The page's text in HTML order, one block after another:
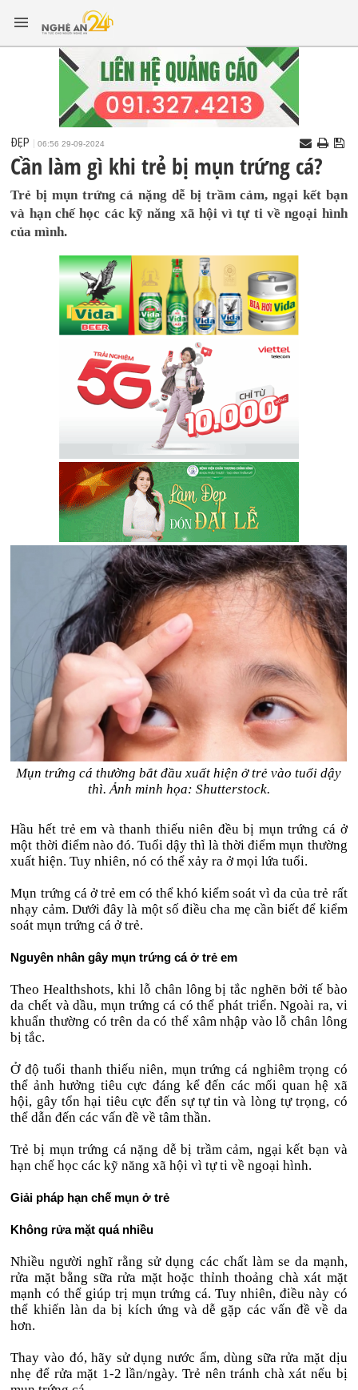
ĐẸP 06:56 29-09-2024
Cần làm gì khi trẻ bị mụn trứng cá?
Trẻ bị mụn trứng cá nặng dễ bị trầm cảm, ngại kết bạn
và hạn chế học các kỹ năng xã hội vì tự ti về ngoại hình
của mình.
Mụn trứng cá thường bắt đầu xuất hiện ở trẻ vào tuổi dậy
thì. Ảnh minh họa: Shutterstock.
Hầu hết trẻ em và thanh thiếu niên đều bị mụn trứng cá ở
một thời điểm nào đó. Tuổi dậy thì là thời điểm mụn thường
xuất hiện. Tuy nhiên, nó có thể xảy ra ở mọi lứa tuổi.
Mụn trứng cá ở trẻ em có thể khó kiểm soát vì da của trẻ rất
nhạy cảm. Dưới đây là một số điều cha mẹ cần biết để kiểm
soát mụn trứng cá ở trẻ.
Nguyên nhân gây mụn trứng cá ở trẻ em
Theo Healthshots, khi lỗ chân lông bị tắc nghẽn bởi tế bào
da chết và dầu, mụn trứng cá có thể phát triển. Ngoài ra, vi
khuẩn thường có trên da có thể xâm nhập vào lỗ chân lông
bị tắc.
Ở độ tuổi thanh thiếu niên, mụn trứng cá nghiêm trọng có
thể ảnh hưởng tiêu cực đáng kể đến các mối quan hệ xã
hội, gây tổn hại tiêu cực đến sự tự tin và lòng tự trọng, có
thể dẫn đến các vấn đề về tâm thần.
Trẻ bị mụn trứng cá nặng dễ bị trầm cảm, ngại kết bạn và
hạn chế học các kỹ năng xã hội vì tự ti về ngoại hình.
Giải pháp hạn chế mụn ở trẻ
Không rửa mặt quá nhiều
Nhiều người nghĩ rằng sử dụng các chất làm se da mạnh,
rửa mặt bằng sữa rửa mặt hoặc thỉnh thoảng chà xát mặt
mạnh có thể giúp trị mụn trứng cá. Tuy nhiên, điều này có
thể khiến làn da bị kích ứng và dễ gặp các vấn đề về da
hơn.
Thay vào đó, hãy sử dụng nước ấm, dùng sữa rửa mặt dịu
nhẹ để rửa mặt 1-2 lần/ngày. Trẻ nên tránh chà xát nếu bị